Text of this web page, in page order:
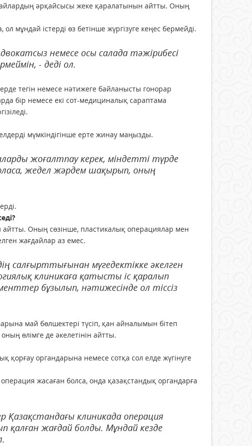
әрқайсысы жеке қаралатынын айтты. Оның
мұндай істерді өз бетінше жүргізуге кеңес бермейді.
немесе осы салада тәжірибесі
- деді ол.
тегін немесе нәтижеге байланысты гонорар
бір немесе екі сот-медициналық сараптама
мүмкіндігінше ерте жинау маңызды.
жоғалтпау керек, міндетті түрде
жедел жәрдем шақырып, оның
айтты. Оның сөзінше, пластикалық операциялар мен
жағдайлар аз емес.
салғырттығынан мүгедектікке әкелген
клиникаға қатысты іс қаралып
бұзылып, нәтижесінде ол тіссіз
май бөлшектері түсіп, қан айналымын бітеп
өлімге де әкелетінін айтты.
қорғау органдарына немесе сотқа сол елде жүгінуге
жасаған болса, онда қазақстандық органдарға
Қазақстандағы клиникада операция
қалған жағдай болды. Мұндай кезде